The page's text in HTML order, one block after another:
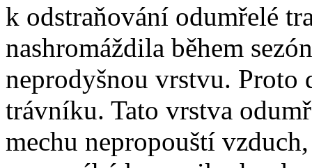
k odstraňování odumřelé
nashromáždila během
neprodyšnou vrstvu. Proto
trávníku. Tato vrstva
mechu nepropouští